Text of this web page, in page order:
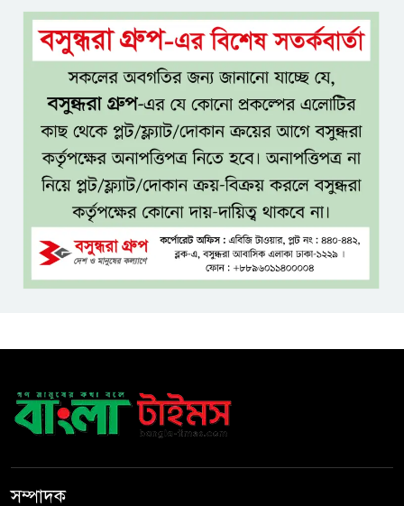
বিদ্যুৎ-জ্বালানি নিয়ে অস্থিতিশীলতা
সৃষ্টিতে সক্রিয় চক্র: প্রধানমন্ত্রী
সেনাসদস্য হাফিজুর রহমানকে
পুনরায় গ্রেপ্তার
হাসিনাকে ঘিরে ঢাকা-দিল্লি সম্পর্কে
নতুন টানাপোড়েন
মজুদদারির বিরুদ্ধে বিশেষ ক্ষমতা
আইন প্রয়োগের হুঁশিয়ারি আইনমন্ত্রীর
বিশ্বকাপে মেসিকে লক্ষ্য করে
রোনাল্ডোও
প্রধানমন্ত্রীর প্রথম চট্টগ্রাম সফর,
উচ্ছ্বসিত নেতাকর্মীরা
সম্পাদক